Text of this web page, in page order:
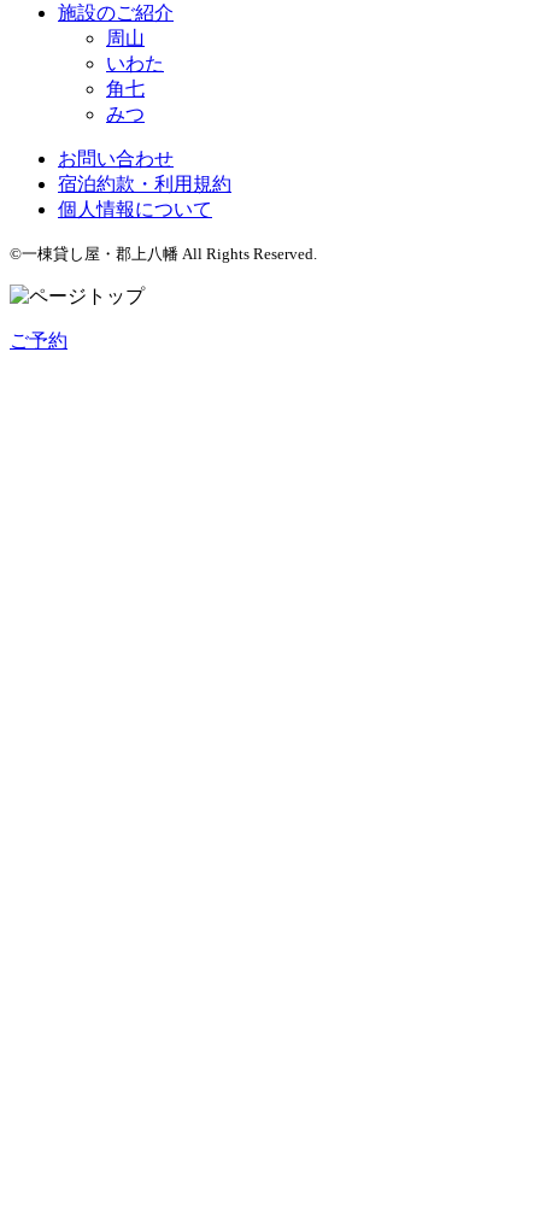
施設のご紹介
周山
いわた
角七
みつ
お問い合わせ
宿泊約款・利用規約
個人情報について
©一棟貸し屋・郡上八幡 All Rights Reserved.
ご予約